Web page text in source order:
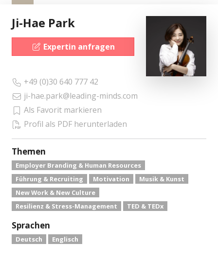
Ji-Hae Park
Expertin anfragen
+49 (0)30 640 777 42
ji-hae.park@leading-minds.com
Als Favorit markieren
Profil als PDF herunterladen
Themen
Employer Branding & Human Resources
Führung & Recruiting
Motivation
Musik & Kunst
New Work & New Culture
Resilienz & Stress-Management
TED & TEDx
Sprachen
Deutsch Englisch